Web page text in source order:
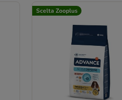
Scelta Zooplus